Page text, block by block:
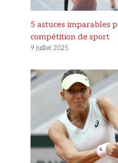
5 astuces imparables
compétition de sport
9 juillet 2025